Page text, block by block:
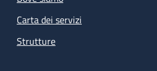
Carta dei servizi
Strutture